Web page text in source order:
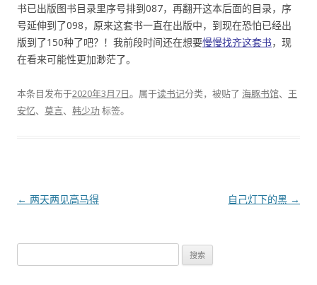
书已出版图书目录里序号排到087，再翻开这本后面的目录，序
号延伸到了098，原来这套书一直在出版中，到现在恐怕已经出
版到了150种了吧？！我前段时间还在想要慢慢找齐这套书，现
在看来可能性更加渺茫了。
本条目发布于2020年3月7日。属于读书记分类，被贴了 海豚书馆、 王
安忆、 莫言、 韩少功标签。
文
← 两天两见高马得 自己灯下的黑 →
索